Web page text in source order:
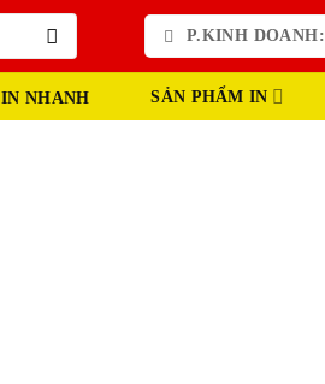
P.KINH DOANH:
IN NHANH SẢN PHẨM IN